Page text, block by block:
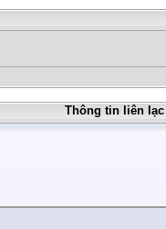
Thông tin liên lạc